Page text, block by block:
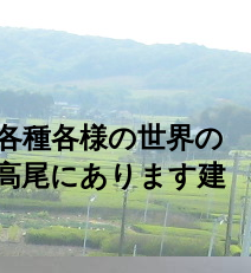
種各様の世界の
尾にあります建